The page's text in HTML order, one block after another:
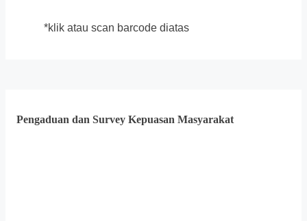
*klik atau scan barcode diatas
Pengaduan dan Survey Kepuasan Masyarakat